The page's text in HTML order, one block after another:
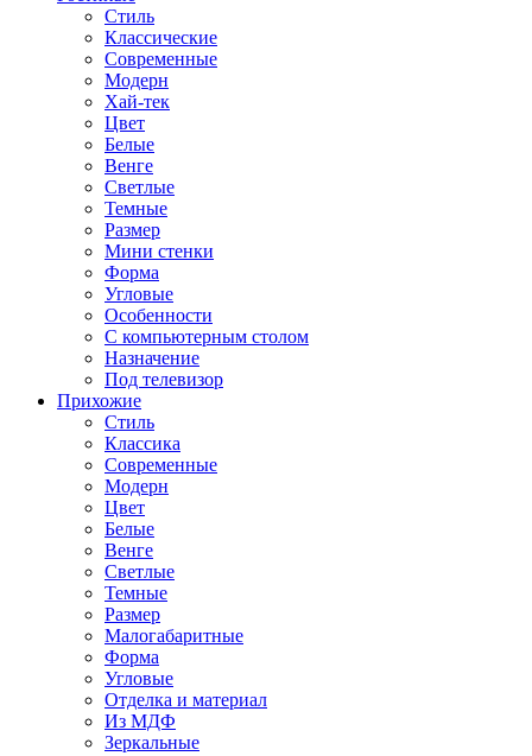
Стиль
Классические
Современные
Модерн
Хай-тек
Цвет
Белые
Венге
Светлые
Темные
Размер
Мини стенки
Форма
Угловые
Особенности
С компьютерным столом
Назначение
Под телевизор
Прихожие
Стиль
Классика
Современные
Модерн
Цвет
Белые
Венге
Светлые
Темные
Размер
Малогабаритные
Форма
Угловые
Отделка и материал
Из МДФ
Зеркальные